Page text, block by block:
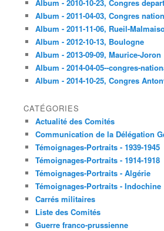
Album - 2010-10-23, Congres
Album - 2011-04-03, Congres
Album - 2011-11-06, Rueil-
Album - 2012-10-13, Boulogne
Album - 2013-09-09, Maurice-Joron
Album - 2014-04-05--congres-
Album - 2014-10-25, Congres
CATÉGORIES
Actualité des Comités
Communication de la Délégation
Témoignages-Portraits - 1939-1945
Témoignages-Portraits - 1914-1918
Témoignages-Portraits - Algérie
Témoignages-Portraits - Indochine
Carrés militaires
Liste des Comités
Guerre franco-prussienne